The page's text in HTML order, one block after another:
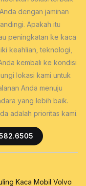
dengan jaminan
Apakah itu
peningkatan ke kaca
keahlian, teknologi,
kembali ke kondisi
lokasi kami untuk
Anda menuju
yang lebih baik.
adalah prioritas kami.
Kaca Mobil Volvo